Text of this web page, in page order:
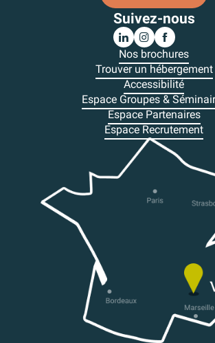
Suivez-nous
Nos brochures
Trouver un hébergement
Accessibilité
Espace Groupes &
Espace Partenaires
Espace Recrutement